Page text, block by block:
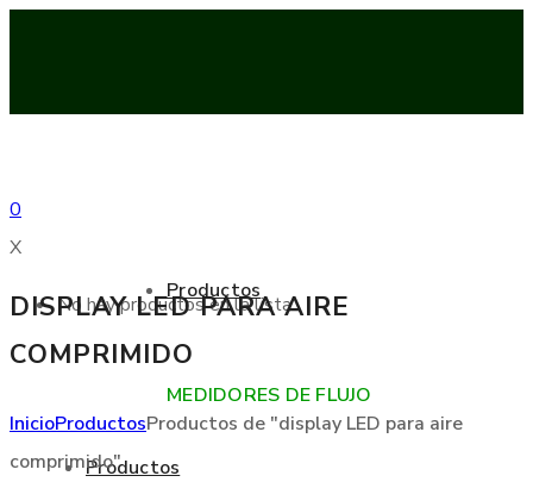
0
X
No hay productos en la lista
Productos
Productos
MEDIDORES DE FLUJO
DISPLAY LED PARA AIRE
COMPRIMIDO
InicioProductosProductos de "display LED para aire
comprimido"